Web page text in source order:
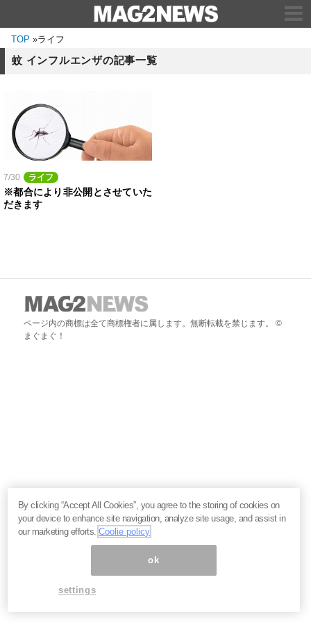
TOP »ライフ
蚊 インフルエンザの記事一覧
7/30 ライフ
※都合により非公開とさせていた
だきます
ページ内の商標は全て商標権者に属します。無断転載を禁じます。 ©
まぐまぐ！
By clicking “Accept All Cookies”, you agree to the storing of cookies on
your device to enhance site navigation, analyze site usage, and assist in
our marketing efforts.Coolie policy
ok
settings